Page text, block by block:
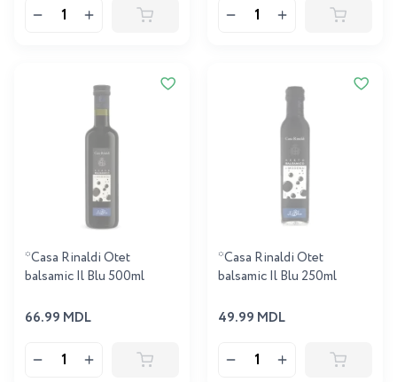
*Casa Rinaldi Otet
balsamic Il Blu 500ml
66.99 MDL
*Casa Rinaldi Otet
balsamic Il Blu 250ml
49.99 MDL